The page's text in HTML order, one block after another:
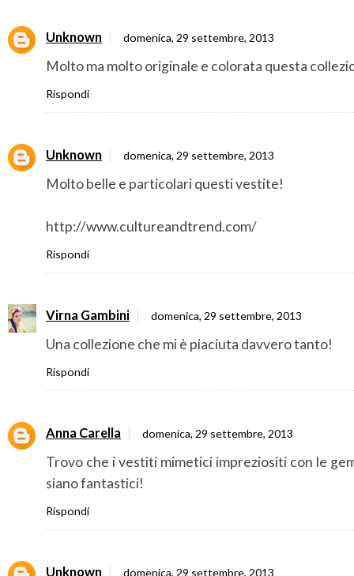
Unknown domenica, 29 settembre, 2013
Molto ma molto originale e colorata questa
Rispondi
Unknown domenica, 29 settembre, 2013
Molto belle e particolari questi vestite!
http://www.cultureandtrend.com/
Rispondi
Virna Gambini domenica, 29 settembre, 2013
Una collezione che mi è piaciuta davvero tanto!
Rispondi
Anna Carella domenica, 29 settembre, 2013
Trovo che i vestiti mimetici impreziositi con le
siano fantastici!
Rispondi
Unknown domenica, 29 settembre, 2013